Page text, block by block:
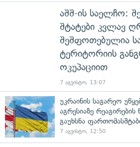
აშშ-ის საელჩო:
შტატები კვლავ
შეშფოთებულია
ტერიტორიის
ოკუპაციით
7 აგვისტო, 13:07
უკრაინის საგარეო
აგრესიაზე რეაგირების
გაუხსნა
7 აგვისტო, 12:50